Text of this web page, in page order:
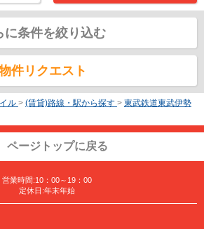
に条件を絞り込む
件リクエスト
ル > (賃貸)路線・駅から探す > 東武鉄道東武伊勢
ページトップに戻る
営業時間:10：00～19：00
定休日:年末年始